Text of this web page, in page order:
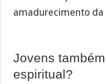
amadurecimento da
Jovens
espiritual?